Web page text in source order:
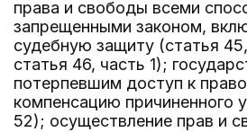
права и свободы всеми
запрещенными законом,
судебную защиту (статья
статья 46, часть 1);
потерпевшим доступ к
компенсацию причиненного
52); осуществление прав и